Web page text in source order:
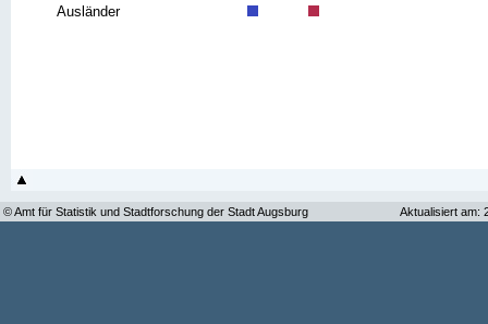
Ausländer
© Amt für Statistik und Stadtforschung der Stadt Augsburg Aktualisiert am: